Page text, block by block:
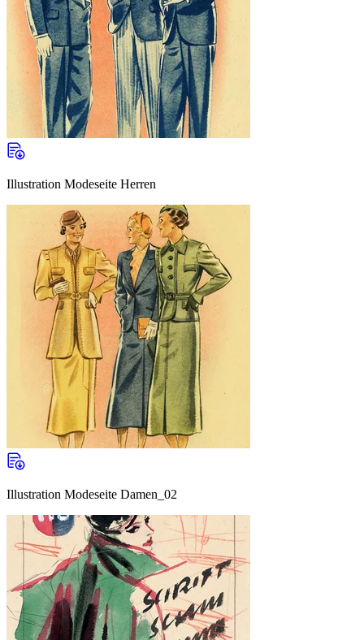
Illustration Modeseite Herren
Illustration Modeseite Damen_02